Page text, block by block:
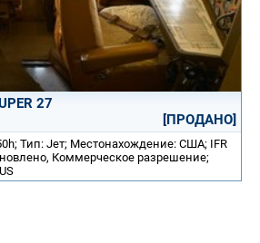
27
[ПРОДАНО]
Тип: Jет; Местонахождение: США; IFR
Коммерческое разрешение;